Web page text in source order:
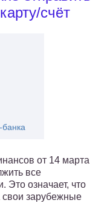
счёт
от 14 марта
все
Это означает, что
зарубежные